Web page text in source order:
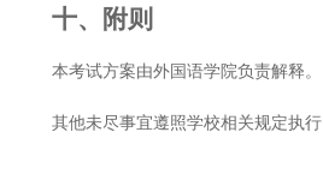
十、附则
本考试方案由外国语学院负责解释。
其他未尽事宜遵照学校相关规定执行